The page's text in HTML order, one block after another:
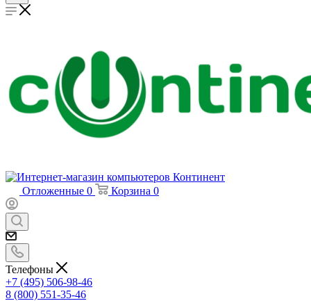
Отложенные 0 Корзина 0
Телефоны
+7 (495) 506-98-46
8 (800) 551-35-46